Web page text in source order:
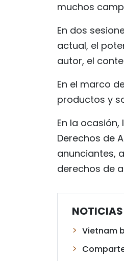
muchos
En dos
actual, el
autor, el
En el marco
productos y
En la
Derechos de
anunciantes,
derechos de
Vietnam